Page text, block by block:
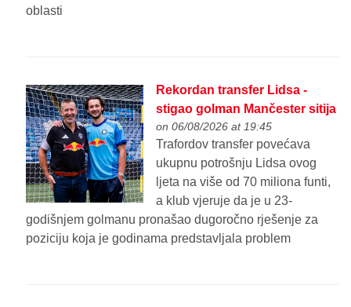
oblasti
Rekordan transfer Lidsa -
stigao golman Mančester sitija
on 06/08/2026 at 19:45
Trafordov transfer povećava
ukupnu potrošnju Lidsa ovog
ljeta na više od 70 miliona funti,
a klub vjeruje da je u 23-
godišnjem golmanu pronašao dugoročno rješenje za
poziciju koja je godinama predstavljala problem